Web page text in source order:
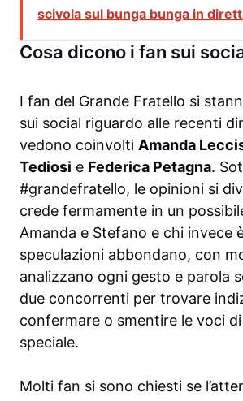
scivola sul bunga bunga in
Cosa dicono i fan sui
I fan del Grande Fratello si
sui social riguardo alle recenti
vedono coinvolti Amanda
Tediosi e Federica Petagna.
#grandefratello, le opinioni si
crede fermamente in un
Amanda e Stefano e chi invece
speculazioni abbondano, con
analizzano ogni gesto e parola
due concorrenti per trovare
confermare o smentire le voci di
speciale.
Molti fan si sono chiesti se